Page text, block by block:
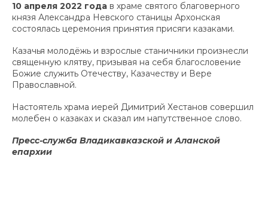
10 апреля 2022 года в храме святого благоверного
князя Александра Невского станицы Архонская
состоялась церемония принятия присяги казаками.
Казачья молодёжь и взрослые станичники произнесли
священную клятву, призывая на себя благословение
Божие служить Отечеству, Казачеству и Вере
Православной.
Настоятель храма иерей Димитрий Хестанов совершил
молебен о казаках и сказал им напутственное слово.
Пресс-служба Владикавказской и Аланской
епархии